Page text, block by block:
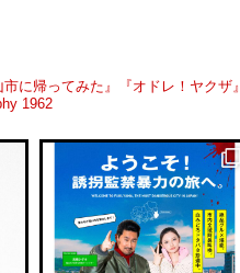
に帰ってみた』『オドレ！ヤクザ』
1962